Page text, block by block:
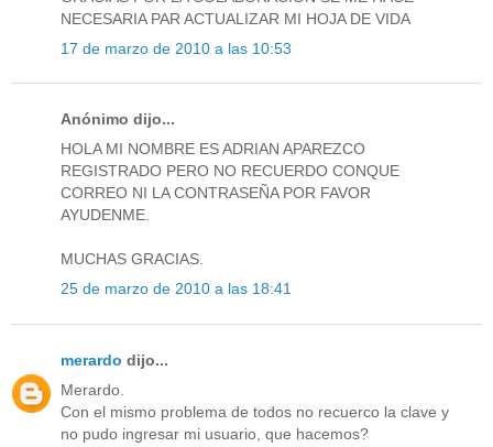
NECESARIA PAR ACTUALIZAR MI HOJA DE VIDA
17 de marzo de 2010 a las 10:53
Anónimo dijo...
HOLA MI NOMBRE ES ADRIAN APAREZCO
REGISTRADO PERO NO RECUERDO CONQUE
CORREO NI LA CONTRASEÑA POR FAVOR
AYUDENME.
MUCHAS GRACIAS.
25 de marzo de 2010 a las 18:41
merardo dijo...
Merardo.
Con el mismo problema de todos no recuerco la clave y
no pudo ingresar mi usuario, que hacemos?